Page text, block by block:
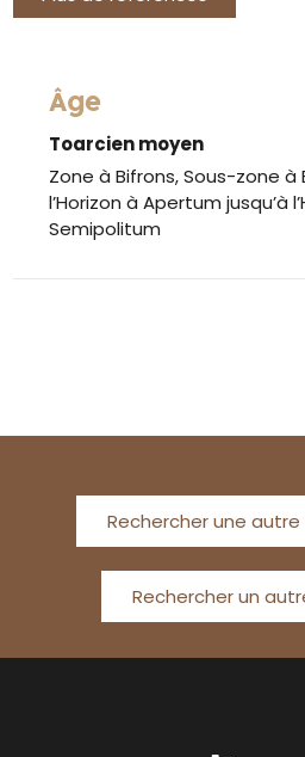
Âge
Toarcien moyen
Zone à Bifrons, Sous-zone à
l’Horizon à Apertum jusqu’à
Semipolitum
Rechercher une
Rechercher un